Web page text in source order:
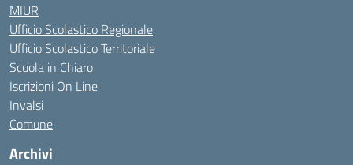
MIUR
Ufficio Scolastico Regionale
Ufficio Scolastico Territoriale
Scuola in Chiaro
Iscrizioni On Line
Invalsi
Comune
Archivi